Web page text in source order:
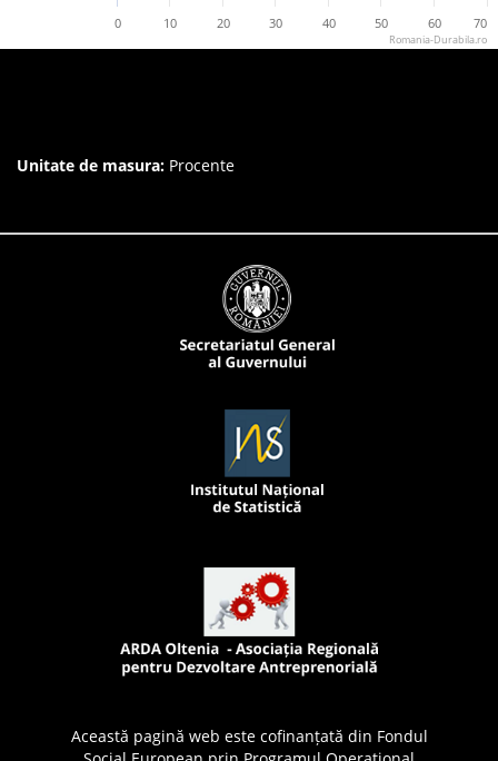
0 10 20 30 40 50 60 70
Romania-Durabila.ro
Unitate de masura: Procente
Această pagină web este cofinanțată din Fondul